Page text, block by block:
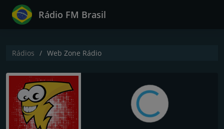
Rádio FM Brasil
Rádios Web Zone Rádio